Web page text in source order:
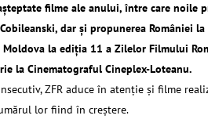
filme ale anului, între care noile
dar şi propunerea României la
la ediţia 11 a Zilelor Filmului
la Cinematograful Cineplex-Loteanu.
ZFR aduce în atenţie şi filme
lor fiind în creştere.